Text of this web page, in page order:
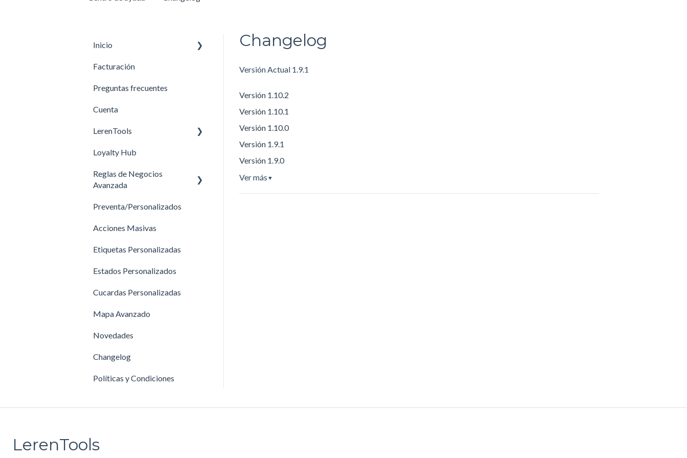
Changelog
Versión Actual 1.9.1
Versión 1.10.2
Versión 1.10.1
Versión 1.10.0
Versión 1.9.1
Versión 1.9.0
Ver más ▼
Inicio
Primeros pasos
Facturación
Preguntas frecuentes
Cuenta
LerenTools
Tools
Cupones
Loyalty Hub
Reglas de Negocios
Avanzada
Medios de Envío
Guía de ejemplos para
Preventa/Personalizados
Acciones Masivas
Etiquetas Personalizadas
Estados Personalizados
Cucardas Personalizadas
Mapa Avanzado
Novedades
Changelog
Políticas y Condiciones
LerenTools